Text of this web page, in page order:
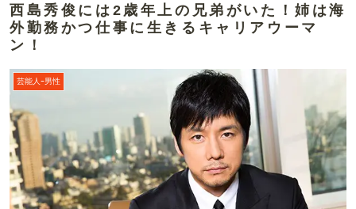
西島秀俊には2歳年上の兄弟がいた！姉は海
外勤務かつ仕事に生きるキャリアウーマ
ン！
芸能人ｰ男性